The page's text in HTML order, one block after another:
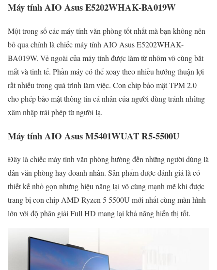
Máy tính AIO Asus E5202WHAK-BA019W
Một trong số các máy tính văn phòng tốt nhất mà bạn không nên
bỏ qua chính là chiếc máy tính AIO Asus E5202WHAK-
BA019W. Vẻ ngoài của máy tính được làm từ nhôm vô cùng bắt
mắt và tinh tế. Phần máy có thể xoay theo nhiều hướng thuận lợi
rất nhiều trong quá trình làm việc. Con chip bảo mật TPM 2.0
cho phép bảo mật thông tin cá nhân của người dùng tránh những
xâm nhập trái phép từ người lạ.
Máy tính AIO Asus M5401WUAT R5-5500U
Đây là chiếc máy tính văn phòng hướng đến những người dùng là
dân văn phòng hay doanh nhân. Sản phẩm được đánh giá là có
thiết kế nhỏ gọn nhưng hiệu năng lại vô cùng mạnh mẽ khi được
trang bị con chip AMD Ryzen 5 5500U mới nhất cùng màn hình
lớn với độ phân giải Full HD mang lại khả năng hiển thị tốt.